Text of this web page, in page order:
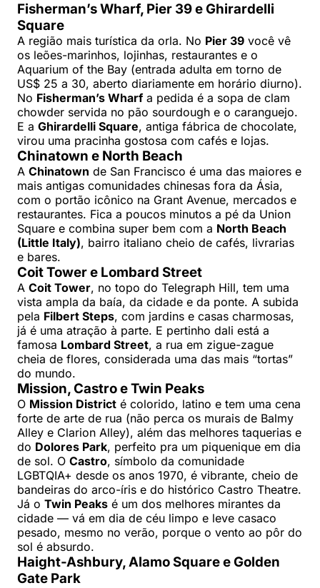
Fisherman’s Wharf, Pier 39 e Ghirardelli
Square
A região mais turística da orla. No Pier 39 você vê
os leões-marinhos, lojinhas, restaurantes e o
Aquarium of the Bay (entrada adulta em torno de
US$ 25 a 30, aberto diariamente em horário diurno).
No Fisherman’s Wharfa pedida é a sopa de clam
chowder servida no pão sourdough e o caranguejo.
E a Ghirardelli Square, antiga fábrica de chocolate,
virou uma pracinha gostosa com cafés e lojas.
Chinatown e North Beach
A Chinatown de San Francisco é uma das maiores e
mais antigas comunidades chinesas fora da Ásia,
com o portão icônico na Grant Avenue, mercados e
restaurantes. Fica a poucos minutos a pé da Union
Square e combina super bem com a North Beach
(Little Italy), bairro italiano cheio de cafés, livrarias
e bares.
Coit Tower e Lombard Street
A Coit Tower, no topo do Telegraph Hill, tem uma
vista ampla da baía, da cidade e da ponte. A subida
pela Filbert Steps, com jardins e casas charmosas,
já é uma atração à parte. E pertinho dali está a
famosa Lombard Street, a rua em zigue-zague
cheia de flores, considerada uma das mais “tortas”
do mundo.
Mission, Castro e Twin Peaks
O Mission District é colorido, latino e tem uma cena
forte de arte de rua (não perca os murais de Balmy
Alley e Clarion Alley), além das melhores taquerias e
do Dolores Park, perfeito pra um piquenique em dia
de sol. O Castro, símbolo da comunidade
LGBTQIA+ desde os anos 1970, é vibrante, cheio de
bandeiras do arco-íris e do histórico Castro Theatre.
Já o Twin Peaks é um dos melhores mirantes da
cidade — vá em dia de céu limpo e leve casaco
pesado, mesmo no verão, porque o vento ao pôr do
sol é absurdo.
Haight-Ashbury, Alamo Square e Golden
Gate Park